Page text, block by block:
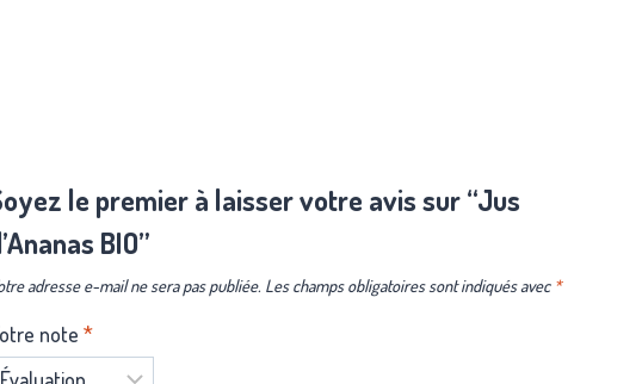
le premier à laisser votre avis sur “Jus
BIO”
adresse e-mail ne sera pas publiée. Les champs obligatoires sont indiqués avec *
note*